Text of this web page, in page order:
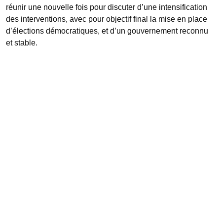
réunir une nouvelle fois pour discuter d’une intensification
des interventions, avec pour objectif final la mise en place
d’élections démocratiques, et d’un gouvernement reconnu
et stable.